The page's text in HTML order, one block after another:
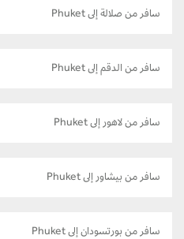
سافر من صلالة إلى Phuket
سافر من الدقم إلى Phuket
سافر من لاهور إلى Phuket
سافر من بيشاور إلى Phuket
سافر من بورتسودان إلى Phuket